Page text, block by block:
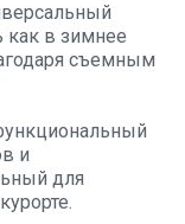
как в зимнее
съемным
и
для